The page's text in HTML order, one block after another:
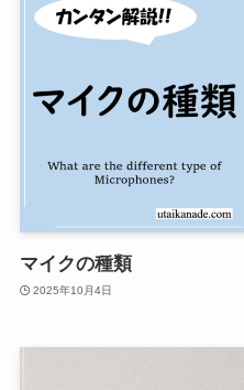
マイクの種類
2025年10月4日